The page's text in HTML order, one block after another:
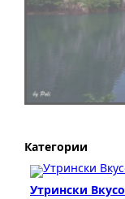
Категории
Утрински